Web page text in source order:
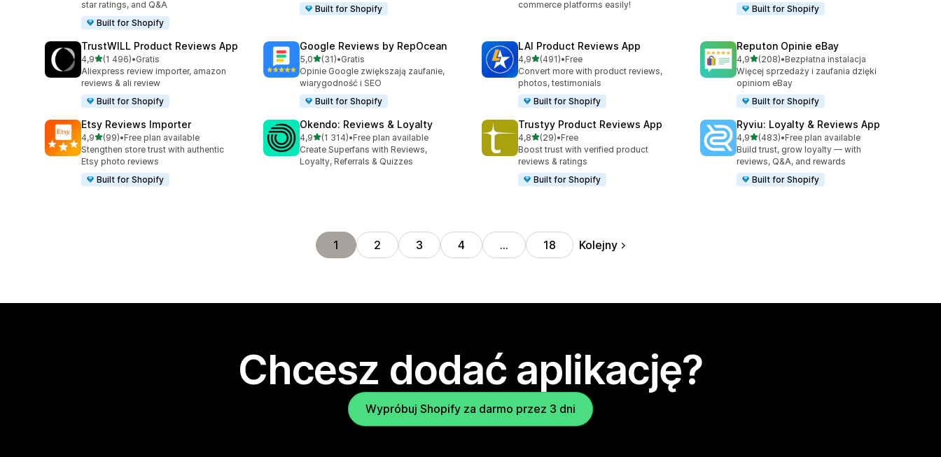
star ratings, and Q&A
Built for Shopify
Built for Shopify
commerce platforms easily!
Built for Shopify
TrustWILL Product Reviews App
4,9na 5 gwiazdek
(1 496)
Łączna liczba recenzji: 1496
•Gratis
Aliexpress review importer, amazon
reviews & ali review
Built for Shopify
Google Reviews by RepOcean
5,0na 5 gwiazdek
(31)
Łączna liczba recenzji: 31
•Gratis
Opinie Google zwiększają zaufanie,
wiarygodność i SEO
Built for Shopify
LAI Product Reviews App
4,9na 5 gwiazdek
(491)
Łączna liczba recenzji: 491
•Free
Convert more with product reviews,
photos, testimonials
Built for Shopify
Reputon Opinie eBay
4,9na 5 gwiazdek
(208)
Łączna liczba recenzji: 208
•Bezpłatna instalacja
Więcej sprzedaży i zaufania dzięki
opiniom eBay
Built for Shopify
Etsy Reviews Importer
4,9na 5 gwiazdek
(99)
Łączna liczba recenzji: 99
•Free plan available
Stengthen store trust with authentic
Etsy photo reviews
Built for Shopify
Okendo: Reviews & Loyalty
4,9na 5 gwiazdek
(1 314)
Łączna liczba recenzji: 1314
•Free plan available
Create Superfans with Reviews,
Loyalty, Referrals & Quizzes
Trustyy Product Reviews App
4,8na 5 gwiazdek
(29)
Łączna liczba recenzji: 29
•Free
Boost trust with verified product
reviews & ratings
Built for Shopify
Ryviu: Loyalty & Reviews App
4,9na 5 gwiazdek
(483)
Łączna liczba recenzji: 483
•Free plan available
Build trust, grow loyalty — with
reviews, Q&A, and rewards
Built for Shopify
1 2 3 4 … 18 Kolejny
Chcesz dodać aplikację?
Wypróbuj Shopify za darmo przez 3 dni